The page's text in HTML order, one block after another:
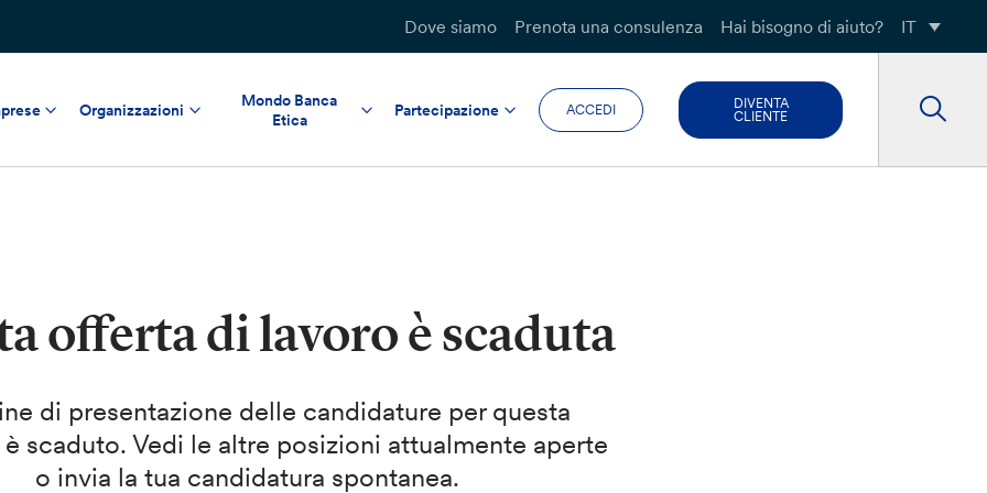
Dove siamo Prenota una consulenza Hai bisogno di aiuto? IT
Organizzazioni
Mondo Banca
Etica
Partecipazione ACCEDI
DIVENTA
CLIENTE
offerta di lavoro è scaduta
di presentazione delle candidature per questa
scaduto. Vedi le altre posizioni attualmente aperte
o invia la tua candidatura spontanea.